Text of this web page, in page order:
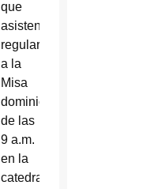
que
asisten
regularmente
a la
Misa
dominical
de las
9 a.m.
en la
catedral